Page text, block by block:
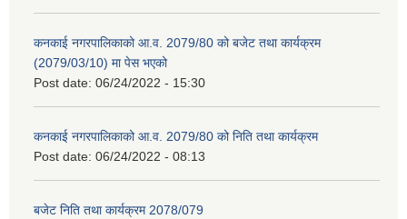
कनकाई नगरपालिकाको आ.व. 2079/80 को बजेट तथा कार्यक्रम
(2079/03/10) मा पेस भएको
Post date: 06/24/2022 - 15:30
कनकाई नगरपालिकाको आ.व. 2079/80 को निति तथा कार्यक्रम
Post date: 06/24/2022 - 08:13
बजेट निति तथा कार्यक्रम 2078/079